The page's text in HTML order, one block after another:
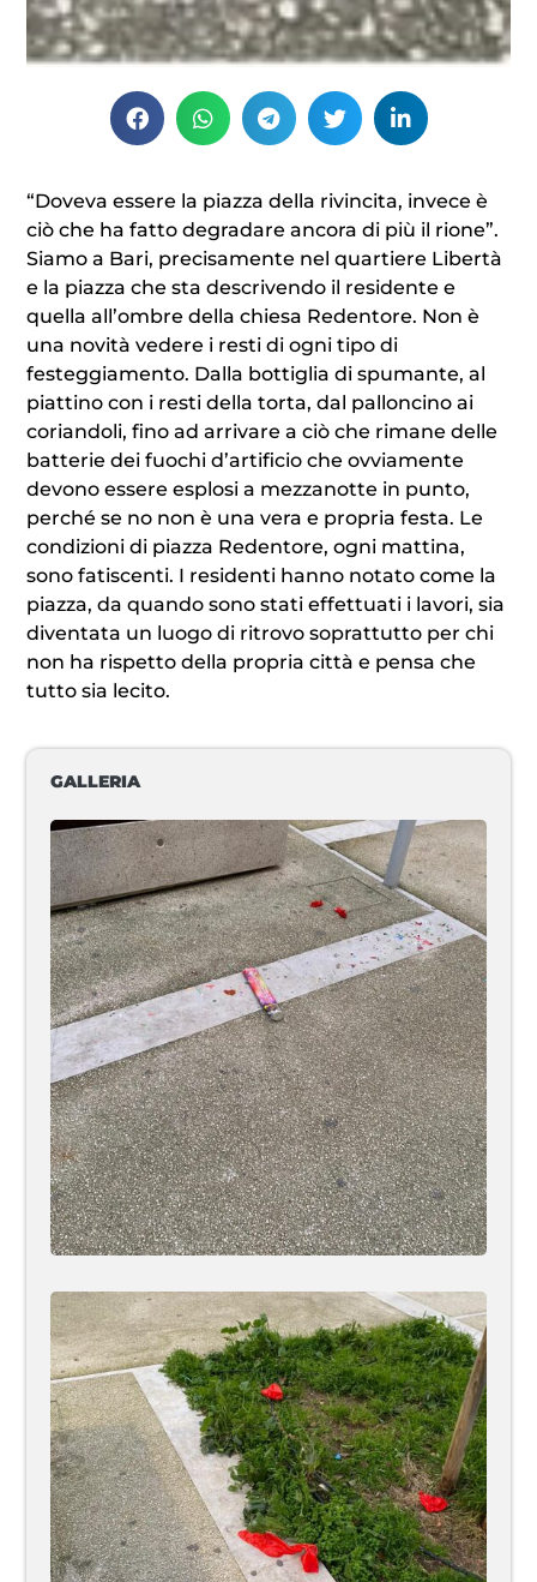
“Doveva essere la piazza della rivincita, invece è
ciò che ha fatto degradare ancora di più il rione”.
Siamo a Bari, precisamente nel quartiere Libertà
e la piazza che sta descrivendo il residente e
quella all’ombre della chiesa Redentore. Non è
una novità vedere i resti di ogni tipo di
festeggiamento. Dalla bottiglia di spumante, al
piattino con i resti della torta, dal palloncino ai
coriandoli, fino ad arrivare a ciò che rimane delle
batterie dei fuochi d’artificio che ovviamente
devono essere esplosi a mezzanotte in punto,
perché se no non è una vera e propria festa. Le
condizioni di piazza Redentore, ogni mattina,
sono fatiscenti. I residenti hanno notato come la
piazza, da quando sono stati effettuati i lavori, sia
diventata un luogo di ritrovo soprattutto per chi
non ha rispetto della propria città e pensa che
tutto sia lecito.
GALLERIA